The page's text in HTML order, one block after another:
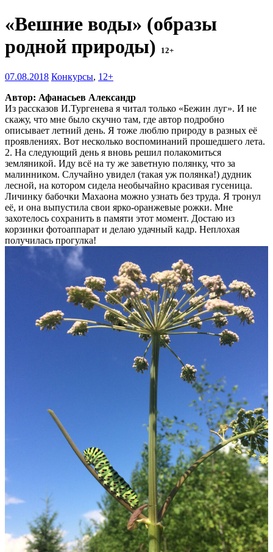
«Вешние воды» (образы
родной природы)
12+
07.08.2018 Конкурсы, 12+
Автор: Афанасьев Александр
Из рассказов И.Тургенева я читал только «Бежин луг». И не
скажу, что мне было скучно там, где автор подробно
описывает летний день. Я тоже люблю природу в разных её
проявлениях. Вот несколько воспоминаний прошедшего лета.
2. На следующий день я вновь решил полакомиться
земляникой. Иду всё на ту же заветную полянку, что за
малинником. Случайно увидел (такая уж полянка!) дудник
лесной, на котором сидела необычайно красивая гусеница.
Личинку бабочки Махаона можно узнать без труда. Я тронул
её, и она выпустила свои ярко-оранжевые рожки. Мне
захотелось сохранить в памяти этот момент. Достаю из
корзинки фотоаппарат и делаю удачный кадр. Неплохая
получилась прогулка!